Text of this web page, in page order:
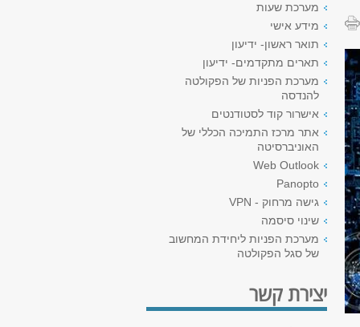
מערכת שעות
מידע אישי
תואר ראשון- ידיעון
תארים מתקדמים- ידיעון
מערכת הפניות של הפקולטה
להנדסה
אישרור קוד לסטודנטים
אתר מרכז התמיכה הכללי של
האוניברסיטה
Web Outlook
Panopto
גישה מרחוק - VPN
שינוי סיסמה
מערכת הפניות ליחידת המחשוב
של סגל הפקולטה
יצירת קשר